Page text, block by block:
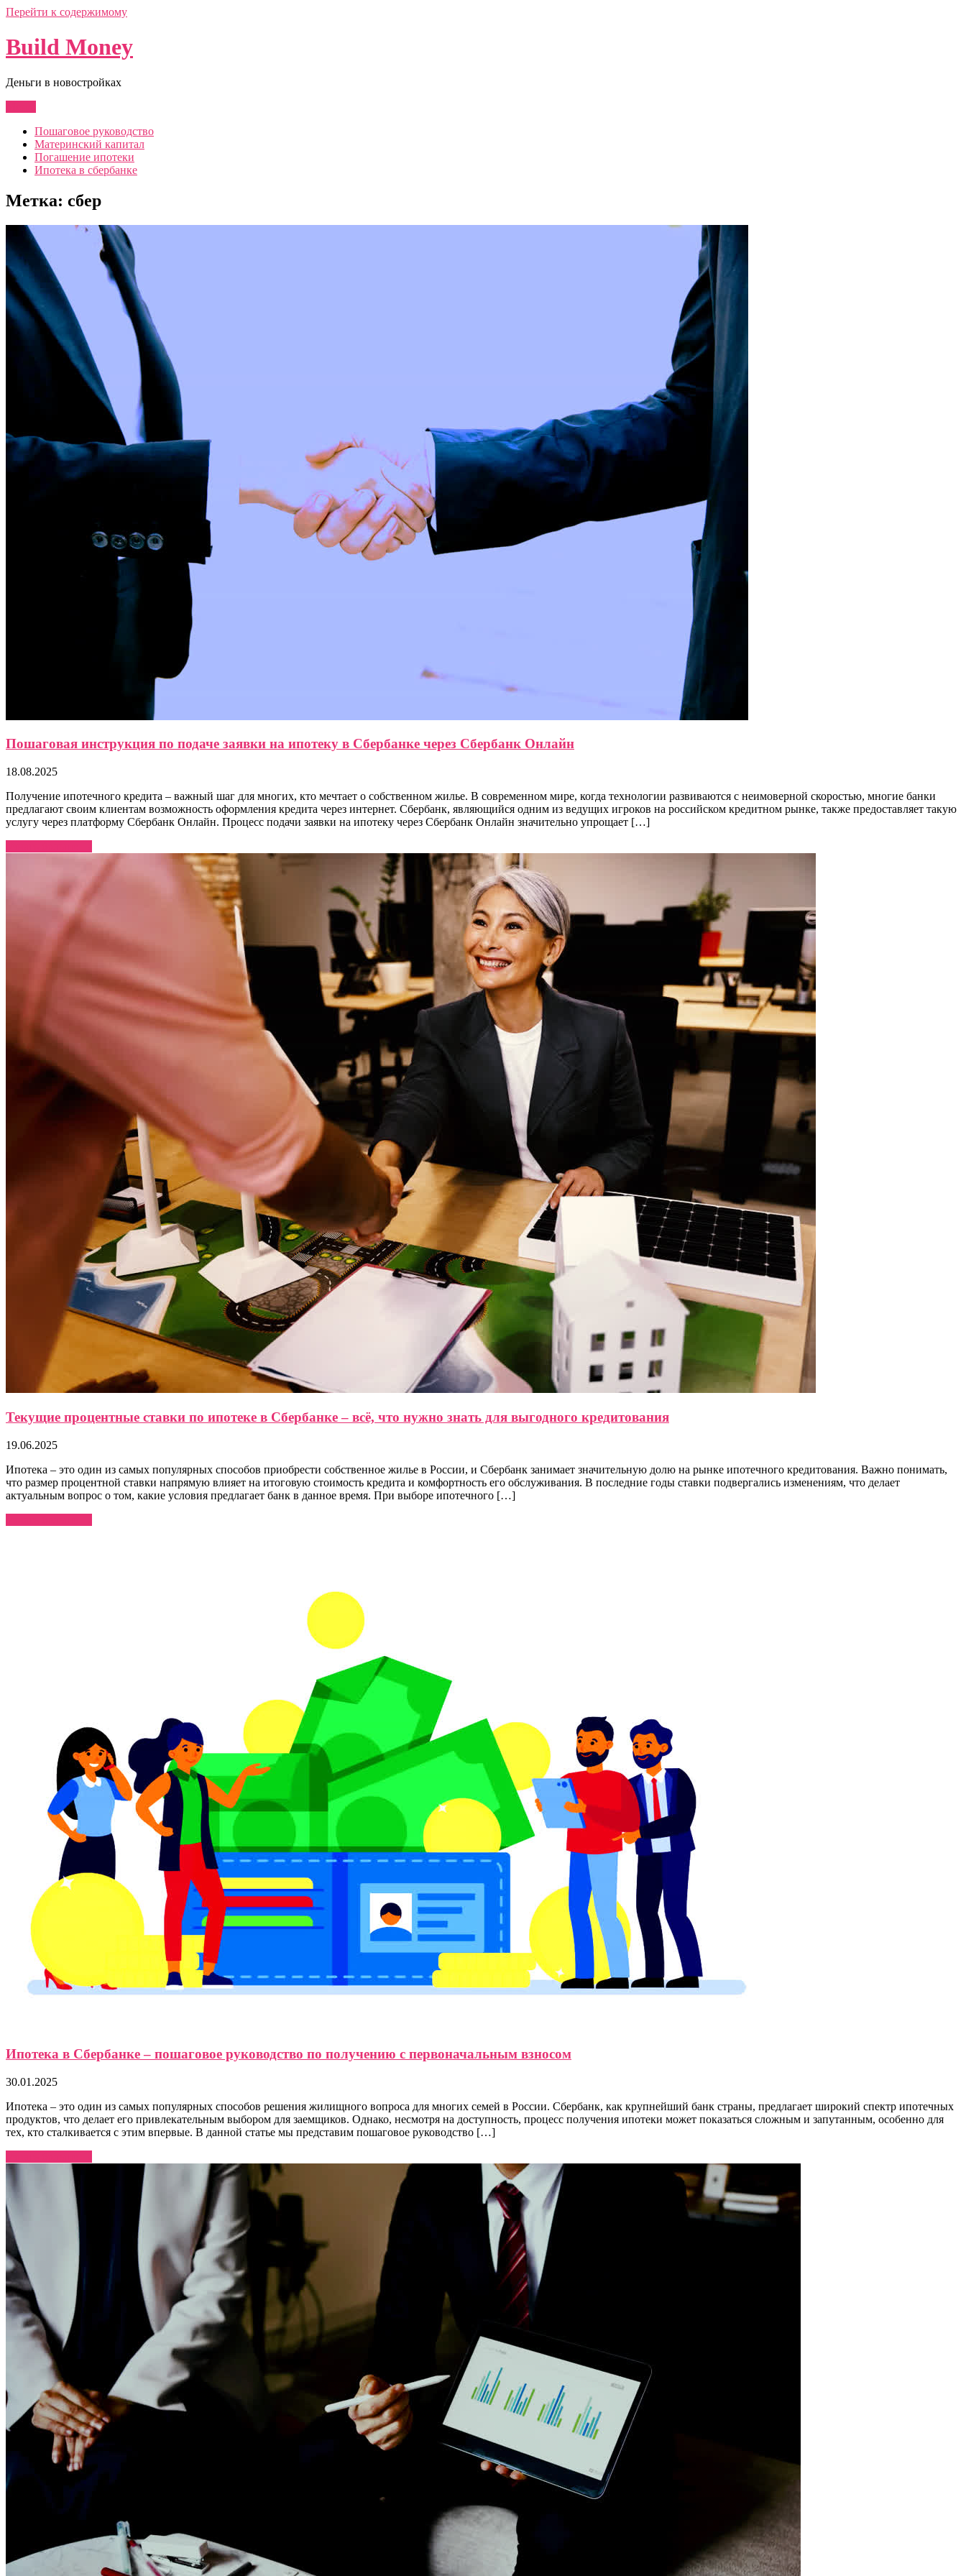
Перейти к содержимому
Build Money
Деньги в новостройках
Пошаговое руководство
Материнский капитал
Погашение ипотеки
Ипотека в сбербанке
Метка: сбер
Пошаговая инструкция по подаче заявки на ипотеку в Сбербанке через Сбербанк Онлайн
18.08.2025
Получение ипотечного кредита – важный шаг для многих, кто мечтает о собственном жилье. В современном мире, когда технологии развиваются с неимоверной скоростью, многие банки
предлагают своим клиентам возможность оформления кредита через интернет. Сбербанк, являющийся одним из ведущих игроков на российском кредитном рынке, также предоставляет такую
услугу через платформу Сбербанк Онлайн. Процесс подачи заявки на ипотеку через Сбербанк Онлайн значительно упрощает […]
Текущие процентные ставки по ипотеке в Сбербанке – всё, что нужно знать для выгодного кредитования
19.06.2025
Ипотека – это один из самых популярных способов приобрести собственное жилье в России, и Сбербанк занимает значительную долю на рынке ипотечного кредитования. Важно понимать,
что размер процентной ставки напрямую влияет на итоговую стоимость кредита и комфортность его обслуживания. В последние годы ставки подвергались изменениям, что делает
актуальным вопрос о том, какие условия предлагает банк в данное время. При выборе ипотечного […]
Ипотека в Сбербанке – пошаговое руководство по получению с первоначальным взносом
30.01.2025
Ипотека – это один из самых популярных способов решения жилищного вопроса для многих семей в России. Сбербанк, как крупнейший банк страны, предлагает широкий спектр ипотечных
продуктов, что делает его привлекательным выбором для заемщиков. Однако, несмотря на доступность, процесс получения ипотеки может показаться сложным и запутанным, особенно для
тех, кто сталкивается с этим впервые. В данной статье мы представим пошаговое руководство […]